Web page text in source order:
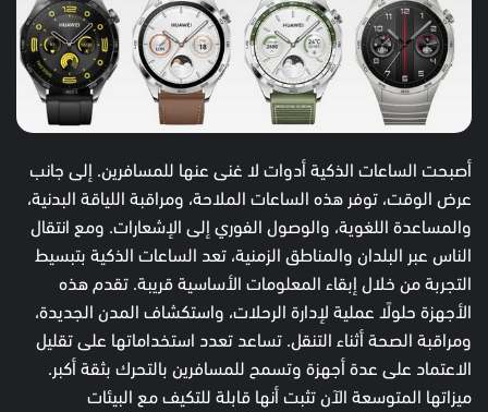
أصبحت الساعات الذكية أدوات لا غنى عنها للمسافرين. إلى جانب
عرض الوقت، توفر هذه الساعات الملاحة، ومراقبة اللياقة البدنية،
والمساعدة اللغوية، والوصول الفوري إلى الإشعارات. ومع انتقال
الناس عبر البلدان والمناطق الزمنية، تعد الساعات الذكية بتبسيط
التجربة من خلال إبقاء المعلومات الأساسية قريبة. تقدم هذه
الأجهزة حلولًا عملية لإدارة الرحلات، واستكشاف المدن الجديدة،
ومراقبة الصحة أثناء التنقل. تساعد تعدد استخداماتها على تقليل
الاعتماد على عدة أجهزة وتسمح للمسافرين بالتحرك بثقة أكبر.
ميزاتها المتوسعة الآن تثبت أنها قابلة للتكيف مع البيئات